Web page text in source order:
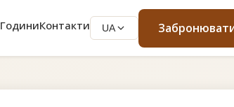
ГодиниКонтакти UA